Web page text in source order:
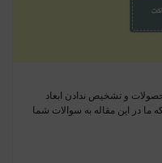
و تشخیص ندادن ابعاد
در این مقاله به سوالات شما